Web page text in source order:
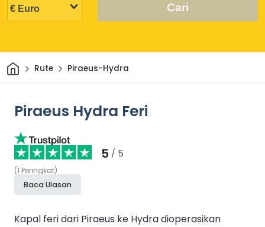
Cari
Rumah
Rute Piraeus-Hydra
Piraeus Hydra Feri
5 / 5
(1 Peringkat)
Baca Ulasan
Kapal feri dari Piraeus ke Hydra dioperasikan